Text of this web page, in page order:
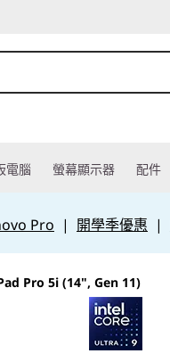
電腦 螢幕顯示器 配件
Pro | 開學季優惠 |
Pro 5i (14", Gen 11)